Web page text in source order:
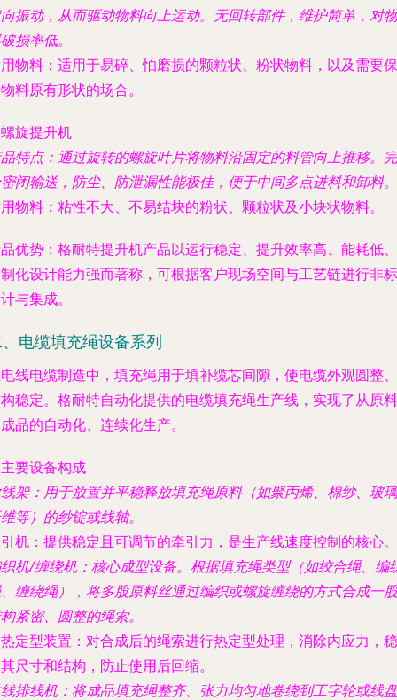
振动，从而驱动物料向上运动。无回转部件，维护简单，对物
损率低。
物料 ：适用于易碎、怕磨损的颗粒状、粉状物料，以及需要保
料原有形状的场合。
旋提升机
特点：通过旋转的螺旋叶片将物料沿固定的料管向上推移。完
闭输送，防尘、防泄漏性能极佳，便于中间多点进料和卸料。
物料 ：粘性不大、不易结块的粉状、颗粒状及小块状物料。
优势 ：格耐特提升机产品以运行稳定、提升效率高、能耗低、
化设计能力强而著称，可根据客户现场空间与工艺链进行非标
与集成。
电缆填充绳设备系列
线电缆制造中，填充绳用于填补缆芯间隙，使电缆外观圆整、
稳定。格耐特自动化提供的电缆填充绳生产线，实现了从原料
品的自动化、连续化生产。
要设备构成
架：用于放置并平稳释放填充绳原料（如聚丙烯、棉纱、玻璃
等）的纱锭或线轴。
机 ：提供稳定且可调节的牵引力，是生产线速度控制的核心。
机/缠绕机 ：核心成型设备。根据填充绳类型（如绞合绳、编
缠绕绳），将多股原料丝通过编织或螺旋缠绕的方式合成一股
紧密、圆整的绳索。
定型装置 ：对合成后的绳索进行热定型处理，消除内应力，稳
尺寸和结构，防止使用后回缩。
排线机 ：将成品填充绳整齐、张力均匀地卷绕到工字轮或线盘